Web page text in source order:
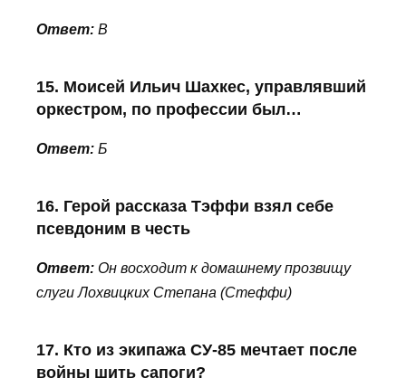
Ответ: В
15. Моисей Ильич Шахкес, управлявший
оркестром, по профессии был…
Ответ: Б
16. Герой рассказа Тэффи взял себе
псевдоним в честь
Ответ: Он восходит к домашнему прозвищу
слуги Лохвицких Степана (Стеффи)
17. Кто из экипажа СУ-85 мечтает после
войны шить сапоги?